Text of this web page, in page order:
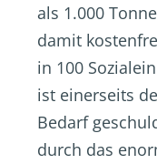
als 1.000
damit
in 100
ist einerseits
Bedarf
durch das